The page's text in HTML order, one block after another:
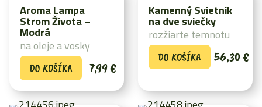
Aroma Lampa
Strom Života –
Modrá
7,99€
na oleje a vosky
DO KOŠÍKA
Kamenný Svietnik
na dve sviečky
56,30€
rozžiarte temnotu
DO KOŠÍKA